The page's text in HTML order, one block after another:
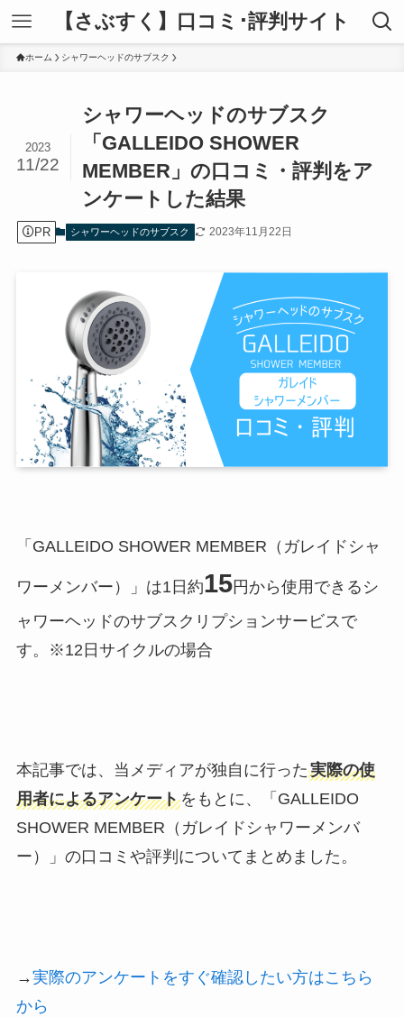
【さぶすく】口コミ･評判サイト
ホーム シャワーヘッドのサブスク
シャワーヘッドのサブスク
「GALLEIDO SHOWER
MEMBER」の口コミ・評判をア
ンケートした結果
2023
11/22
PR シャワーヘッドのサブスク 2023年11月22日
「GALLEIDO SHOWER MEMBER（ガレイドシャ
ワーメンバー）」は1日約15円から使用できるシ
ャワーヘッドのサブスクリプションサービスで
す。※12日サイクルの場合
本記事では、当メディアが独自に行った実際の使
用者によるアンケートをもとに、「GALLEIDO
SHOWER MEMBER（ガレイドシャワーメンバ
ー）」の口コミや評判についてまとめました。
→実際のアンケートをすぐ確認したい方はこちら
から